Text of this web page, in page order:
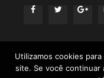
Utilizamos cookies
site. Se você continuar